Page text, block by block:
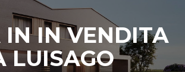
IN VENDITA
LUISAGO